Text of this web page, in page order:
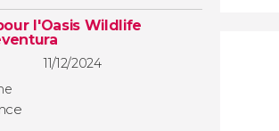
l'Oasis Wildlife
11/12/2024